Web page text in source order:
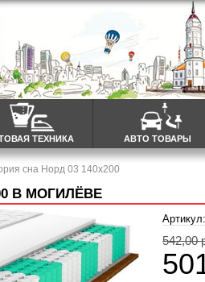
ТЕХНИКА АВТО ТОВАРЫ
сна Норд 03 140x200
В МОГИЛЁВЕ
542,00